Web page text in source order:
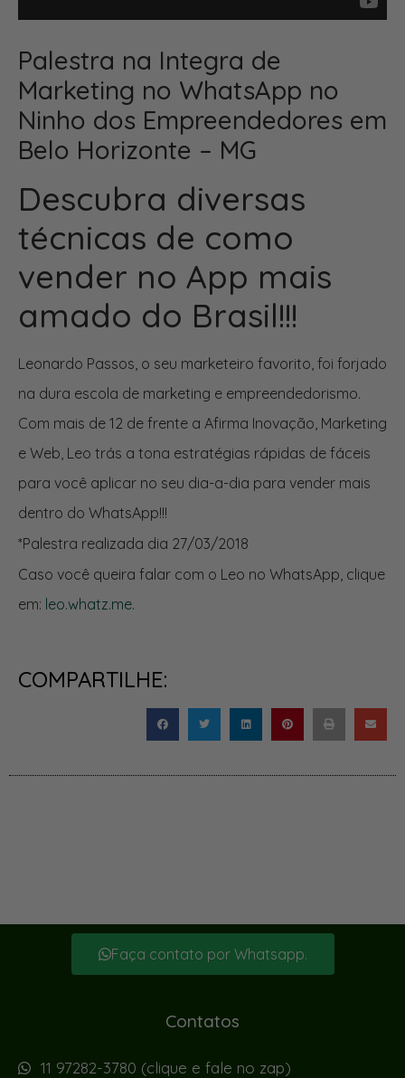
Palestra na Integra de
Marketing no WhatsApp no
Ninho dos Empreendedores em
Belo Horizonte – MG
Descubra diversas
técnicas de como
vender no App mais
amado do Brasil!!!
Leonardo Passos, o seu marketeiro favorito, foi forjado
na dura escola de marketing e empreendedorismo.
Com mais de 12 de frente a Afirma Inovação, Marketing
e Web, Leo trás a tona estratégias rápidas de fáceis
para você aplicar no seu dia-a-dia para vender mais
dentro do WhatsApp!!!
*Palestra realizada dia 27/03/2018
Caso você queira falar com o Leo no WhatsApp, clique
em: leo.whatz.me.
COMPARTILHE:
Faça contato por Whatsapp.
Contatos
11 97282-3780 (clique e fale no zap)